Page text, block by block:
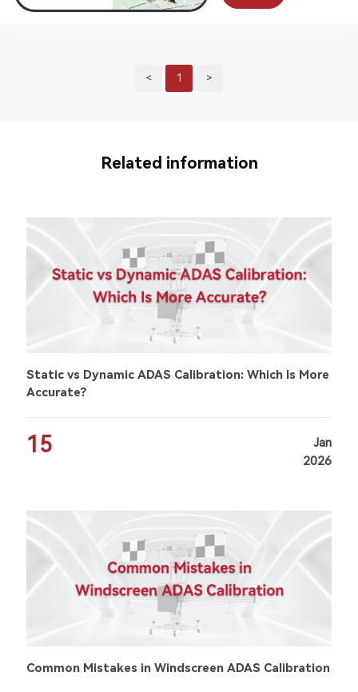
< 1 >
Related information
Static vs Dynamic ADAS Calibration: Which Is More
Accurate?
15
Jan
2026
Common Mistakes in Windscreen ADAS Calibration